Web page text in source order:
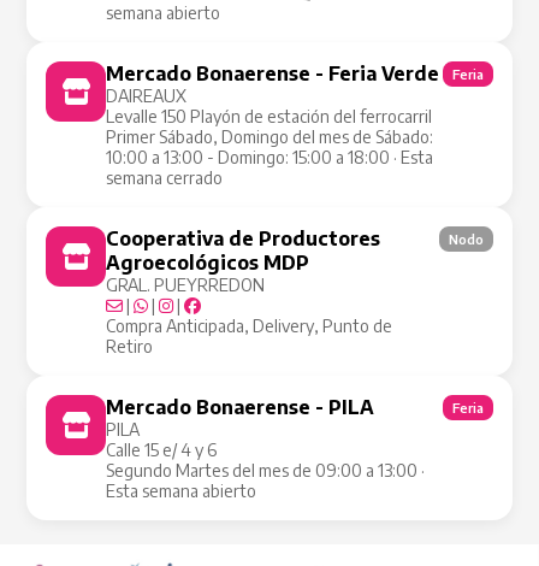
semana abierto
Mercado Bonaerense - Feria Verde
DAIREAUX
Levalle 150 Playón de estación del ferrocarril
Primer Sábado, Domingo del mes de Sábado:
10:00 a 13:00 - Domingo: 15:00 a 18:00 · Esta
semana cerrado
Feria
Cooperativa de Productores
Agroecológicos MDP
GRAL. PUEYRREDON
|
|
|
Compra Anticipada, Delivery, Punto de
Retiro
Nodo
Mercado Bonaerense - PILA
PILA
Calle 15 e/ 4 y 6
Segundo Martes del mes de 09:00 a 13:00 ·
Esta semana abierto
Feria